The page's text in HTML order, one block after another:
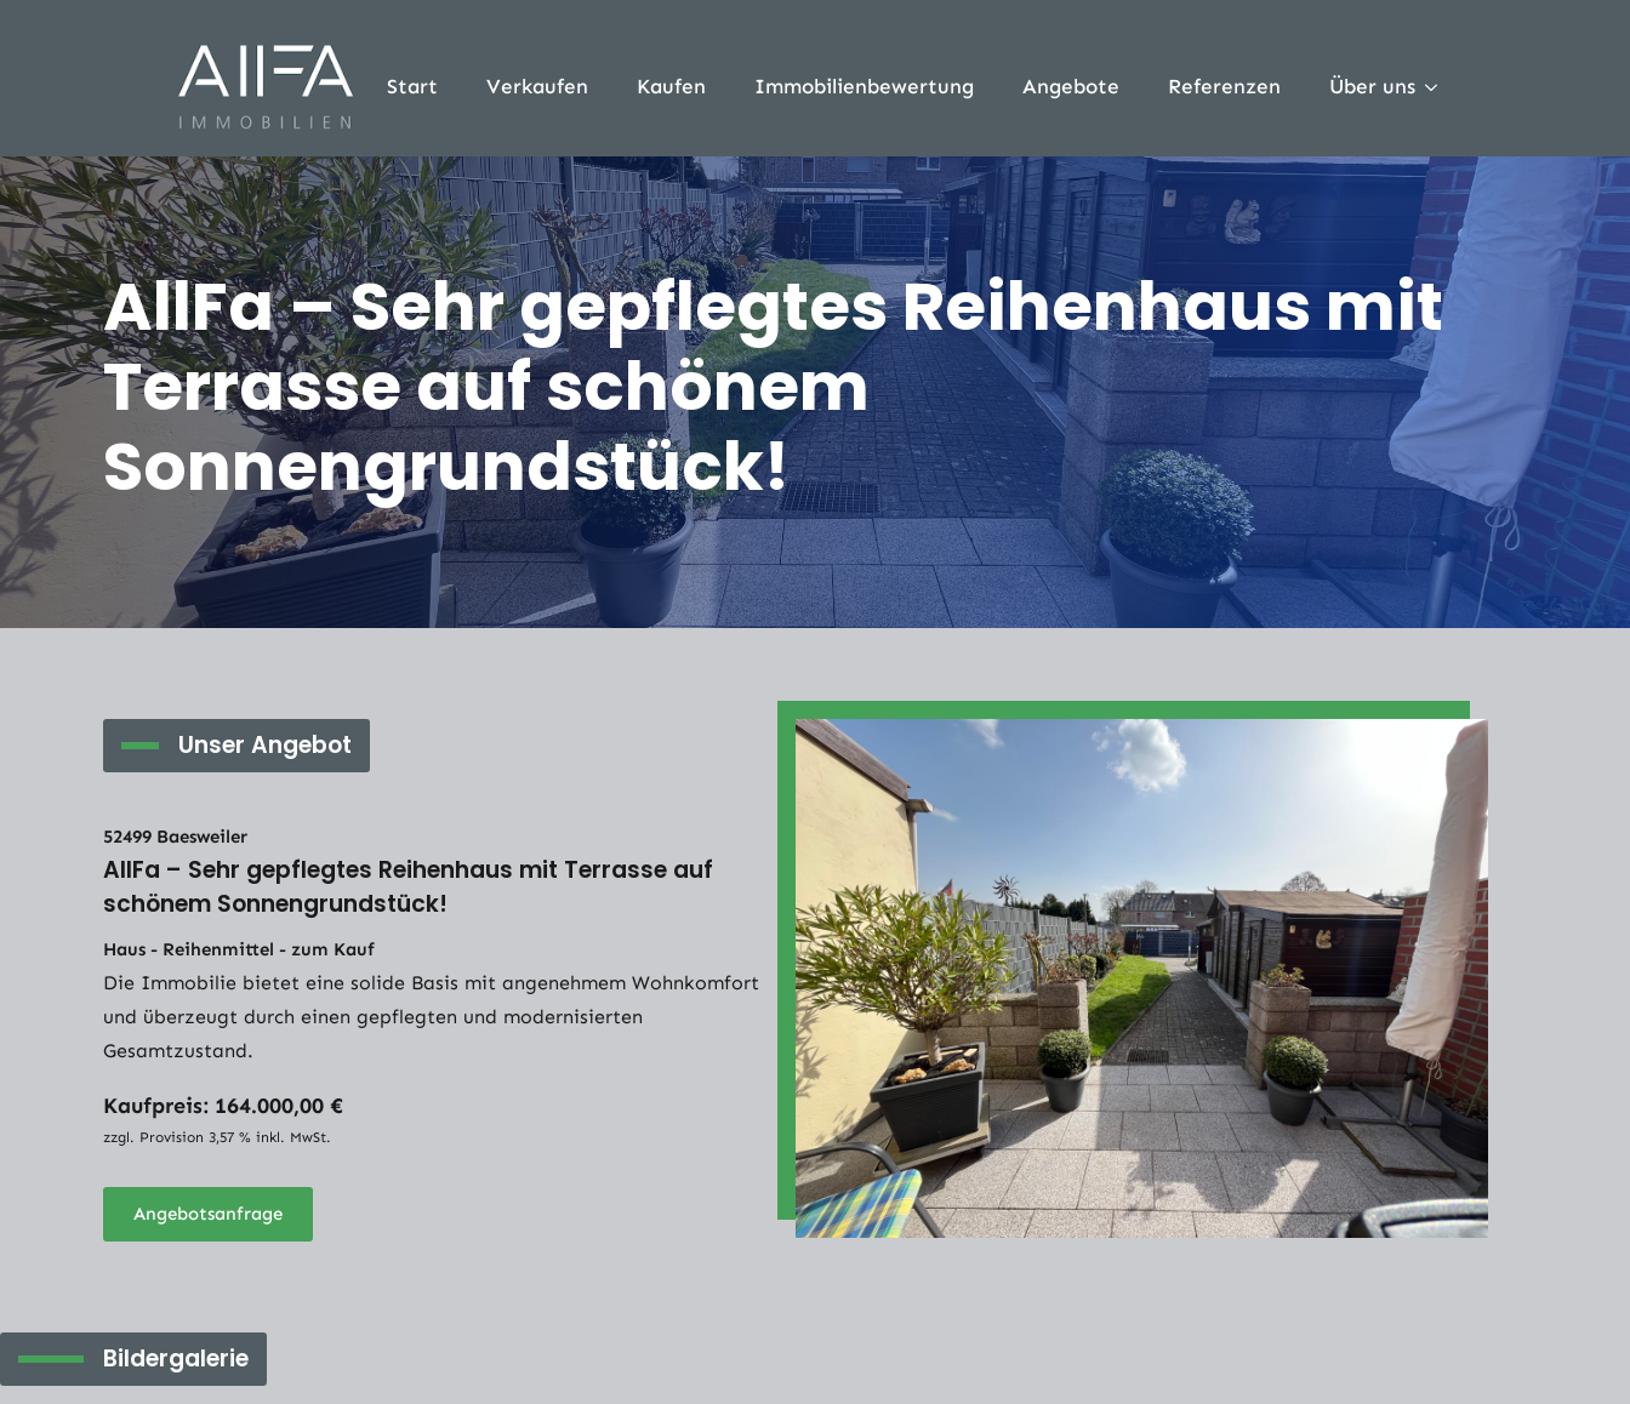
Start Verkaufen Kaufen Immobilienbewertung Angebote Referenzen Über uns
AllFa – Sehr gepflegtes Reihenhaus mit
Terrasse auf schönem
Sonnengrundstück!
Unser Angebot
52499 Baesweiler
AllFa – Sehr gepflegtes Reihenhaus mit Terrasse auf
schönem Sonnengrundstück!
Haus - Reihenmittel - zum Kauf
Die Immobilie bietet eine solide Basis mit angenehmem Wohnkomfort
und überzeugt durch einen gepflegten und modernisierten
Gesamtzustand.
Kaufpreis: 164.000,00 €
zzgl. Provision 3,57 % inkl. MwSt.
Angebotsanfrage
Bildergalerie